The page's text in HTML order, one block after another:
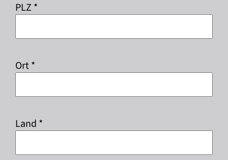
PLZ *
Ort *
Land *